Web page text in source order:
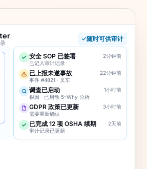
随时可供审计
安全 SOP 已签署
已记入审计记录
2分钟前
已上报未遂事故
事件 #4821 · 叉车
22分钟前
调查已启动
根因 · 已启动 5-Why 分析
1小时前
GDPR 政策已更新
需要重新确认
3小时前
已完成 12 项 OSHA 续期
审计记录已更新
2天前